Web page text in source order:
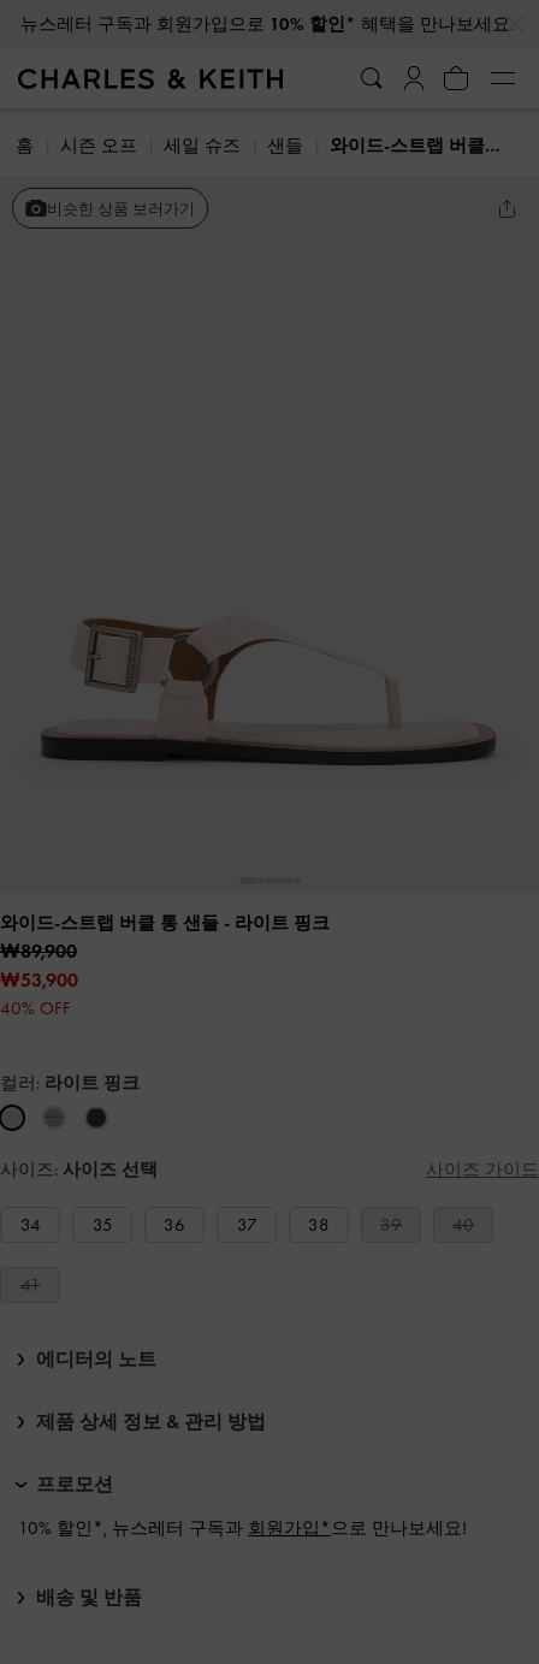
뉴스레터 구독과 회원가입으로 10% 할인* 혜택을 만나보세요.
홈 시즌 오프 세일 슈즈 샌들 와이드-스트랩 버클 통 샌들
비슷한 상품 보러가기
와이드-스트랩 버클 통 샌들 - 라이트 핑크
₩89,900
₩53,900
40% OFF
컬러: 라이트 핑크
사이즈: 사이즈 선택 사이즈 가이드
34 35 36 37 38 39 40
41
에디터의 노트
제품 상세 정보 & 관리 방법
프로모션
10% 할인*, 뉴스레터 구독과 회원가입*으로 만나보세요!
배송 및 반품